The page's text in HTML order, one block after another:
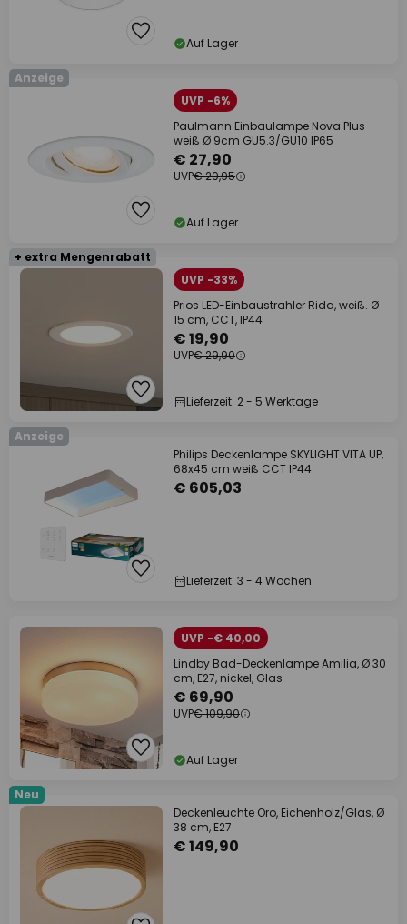
Auf Lager
Anzeige
UVP -6%
Paulmann Einbaulampe Nova Plus
weiß Ø 9cm GU5.3/GU10 IP65
€ 27,90
UVP€ 29,95
Auf Lager
+ extra Mengenrabatt
UVP -33%
Prios LED-Einbaustrahler Rida, weiß. Ø
15 cm, CCT, IP44
€ 19,90
UVP€ 29,90
Lieferzeit: 2 - 5 Werktage
Anzeige
Philips Deckenlampe SKYLIGHT VITA UP,
68x45 cm weiß CCT IP44
€ 605,03
Lieferzeit: 3 - 4 Wochen
UVP -€ 40,00
Lindby Bad-Deckenlampe Amilia, Ø 30
cm, E27, nickel, Glas
€ 69,90
UVP€ 109,90
Auf Lager
Neu
Deckenleuchte Oro, Eichenholz/Glas, Ø
38 cm, E27
€ 149,90